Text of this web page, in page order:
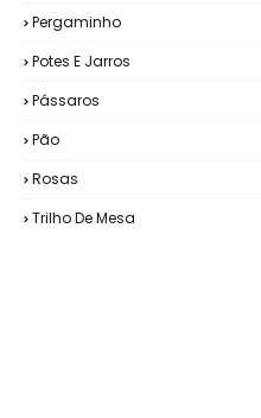
Pergaminho
Potes E Jarros
Pássaros
Pão
Rosas
Trilho De Mesa